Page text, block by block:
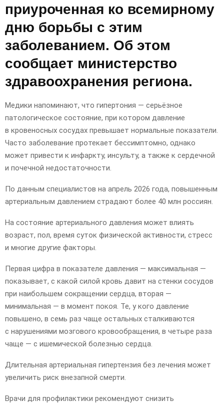
приуроченная ко всемирному
дню борьбы с этим
заболеванием. Об этом
сообщает министерство
здравоохранения региона.
Медики напоминают, что гипертония — серьёзное
патологическое состояние, при котором давление
в кровеносных сосудах превышает нормальные показатели.
Часто заболевание протекает бессимптомно, однако
может привести к инфаркту, инсульту, а также к сердечной
и почечной недостаточности.
По данным специалистов на апрель 2026 года, повышенным
артериальным давлением страдают более 40 млн россиян.
На состояние артериального давления может влиять
возраст, пол, время суток физической активности, стресс
и многие другие факторы.
Первая цифра в показателе давления — максимальная —
показывает, с какой силой кровь давит на стенки сосудов
при наибольшем сокращении сердца, вторая —
минимальная — в момент покоя. Те, у кого давление
повышено, в семь раз чаще остальных сталкиваются
с нарушениями мозгового кровообращения, в четыре раза
чаще — с ишемической болезнью сердца.
Длительная артериальная гипертензия без лечения может
увеличить риск внезапной смерти.
Врачи для профилактики рекомендуют снизить